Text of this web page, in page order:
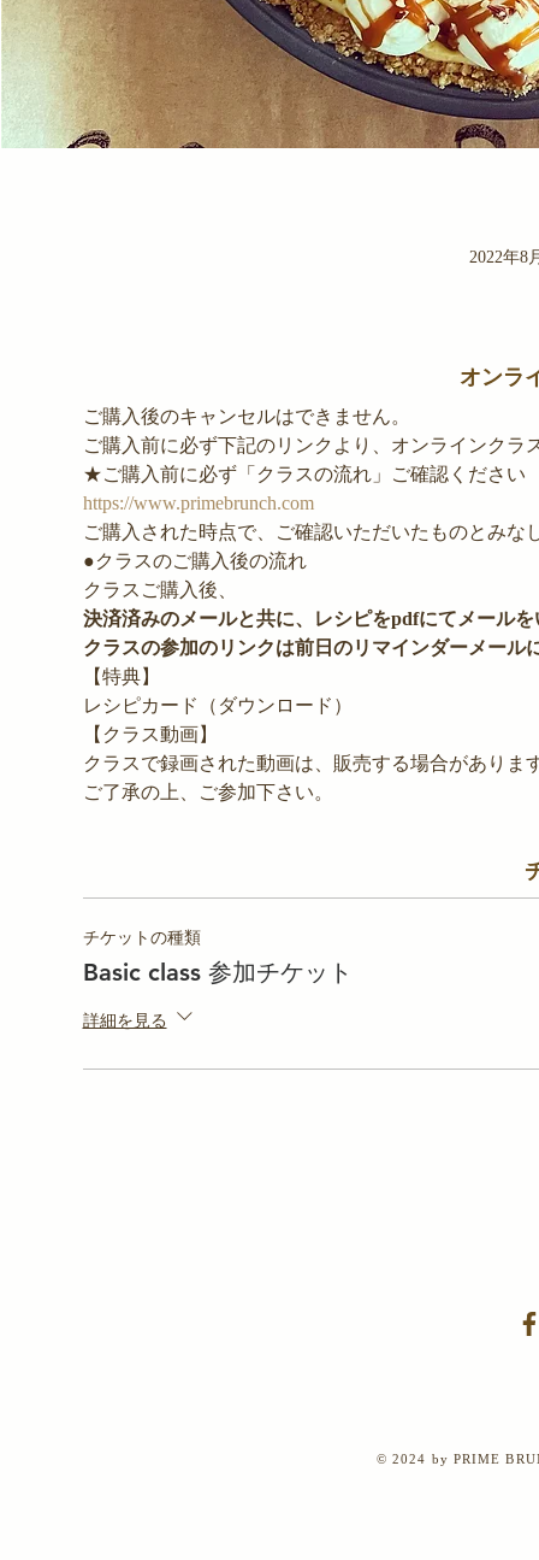
2022年8
オンラ
ご購入後のキャンセルはできません。
ご購入前に必ず下記のリンクより、オンラインクラ
★ご購入前に必ず「クラスの流れ」ご確認ください
https://www.primebrunch.com
ご購入された時点で、ご確認いただいたものとみな
●クラスのご購入後の流れ
クラスご購入後、
決済済みのメールと共に、レシピをpdfにてメール
クラスの参加のリンクは前日のリマインダーメール
【特典】
レシピカード（ダウンロード）
【クラス動画】
クラスで録画された動画は、販売する場合がありま
ご了承の上、ご参加下さい。
チケットの種類
Basic class 参加チケット
詳細を見る
© 2024 by PRIME